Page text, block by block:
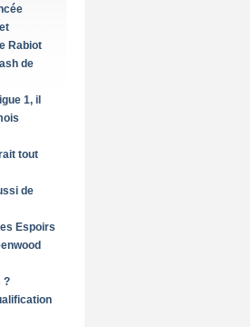
Rabiot
de
1, il
tout
de
Espoirs
?